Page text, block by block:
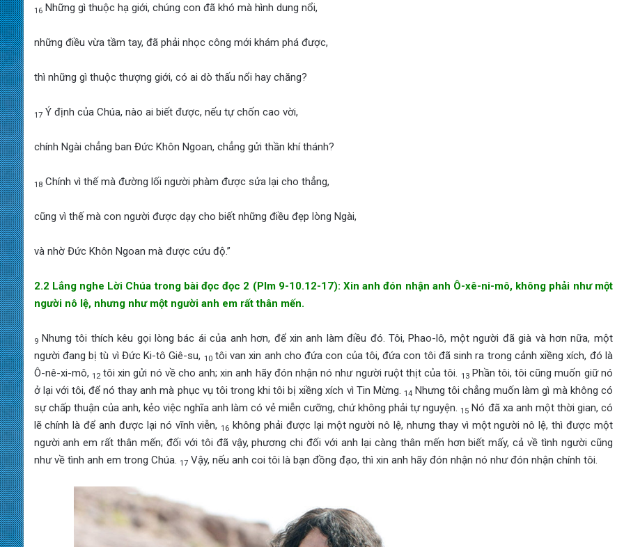
16Những gì thuộc hạ giới, chúng con đã khó mà hình dung nổi,
những điều vừa tầm tay, đã phải nhọc công mới khám phá được,
thì những gì thuộc thượng giới, có ai dò thấu nổi hay chăng?
17Ý định của Chúa, nào ai biết được, nếu tự chốn cao vời,
chính Ngài chẳng ban Đức Khôn Ngoan, chẳng gửi thần khí thánh?
18Chính vì thế mà đường lối người phàm được sửa lại cho thẳng,
cũng vì thế mà con người được dạy cho biết những điều đẹp lòng Ngài,
và nhờ Đức Khôn Ngoan mà được cứu độ.”
2.2 Lắng nghe Lời Chúa trong bài đọc đọc 2 (Plm 9-10.12-17): Xin anh đón nhận anh Ô-xê-ni-mô, không phải như một
người nô lệ, nhưng như một người anh em rất thân mến.
9Nhưng tôi thích kêu gọi lòng bác ái của anh hơn, để xin anh làm điều đó. Tôi, Phao-lô, một người đã già và hơn nữa, một
người đang bị tù vì Đức Ki-tô Giê-su, 10tôi van xin anh cho đứa con của tôi, đứa con tôi đã sinh ra trong cảnh xiềng xích, đó là
Ô-nê-xi-mô, 12tôi xin gửi nó về cho anh; xin anh hãy đón nhận nó như người ruột thịt của tôi. 13Phần tôi, tôi cũng muốn giữ nó
ở lại với tôi, để nó thay anh mà phục vụ tôi trong khi tôi bị xiềng xích vì Tin Mừng. 14 Nhưng tôi chẳng muốn làm gì mà không có
sự chấp thuận của anh, kẻo việc nghĩa anh làm có vẻ miễn cưỡng, chứ không phải tự nguyện.15 Nó đã xa anh một thời gian, có
lẽ chính là để anh được lại nó vĩnh viễn,16 không phải được lại một người nô lệ, nhưng thay vì một người nô lệ, thì được một
người anh em rất thân mến; đối với tôi đã vậy, phương chi đối với anh lại càng thân mến hơn biết mấy, cả về tình người cũng
như về tình anh em trong Chúa. 17Vậy, nếu anh coi tôi là bạn đồng đạo, thì xin anh hãy đón nhận nó như đón nhận chính tôi.